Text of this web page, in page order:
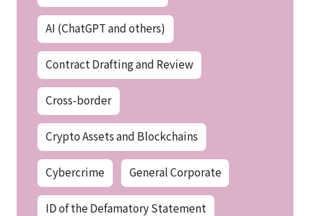
AI (ChatGPT and others)
Contract Drafting and Review
Cross-border
Crypto Assets and Blockchains
Cybercrime General Corporate
ID of the Defamatory Statement